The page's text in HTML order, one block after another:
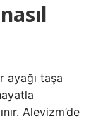
ayağı taşa
Alevizm’de